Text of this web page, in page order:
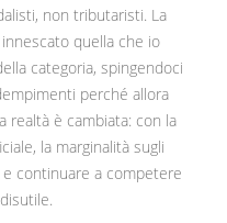
non tributaristi. La
quella che io
categoria, spingendoci
perché allora
realtà è cambiata: con la
la marginalità sugli
continuare a competere